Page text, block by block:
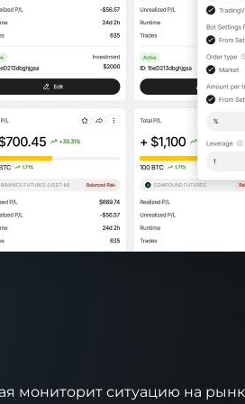
мониторит ситуацию на